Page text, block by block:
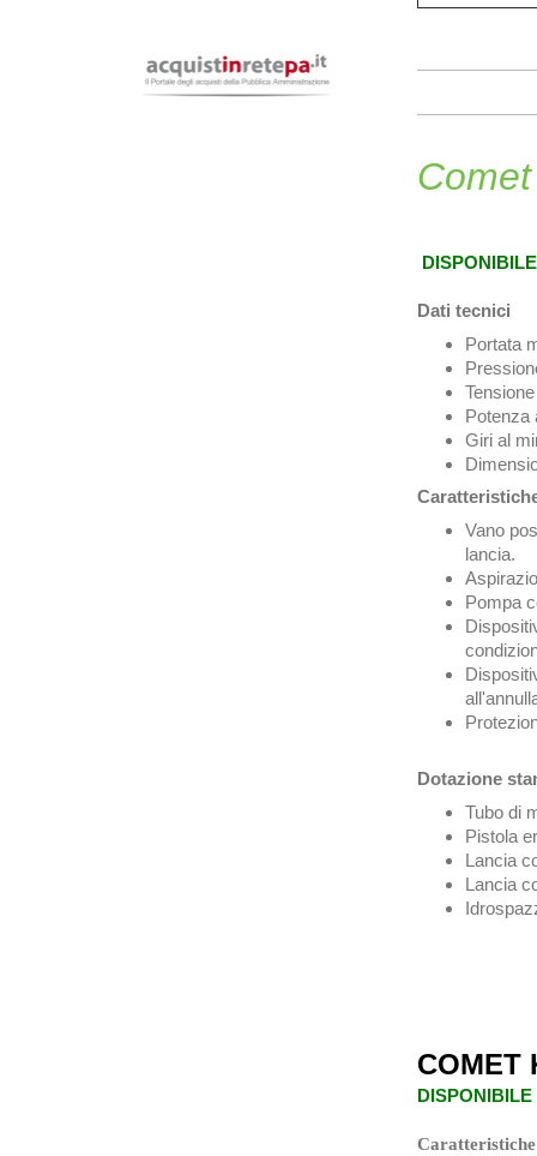
DISPONIBILE
Dati tecnici
Portata
Potenza
Giri al
Vano
lancia.
Pompa
Dotazione
Tubo di
Pistola
Lancia
Lancia
COMET
DISPONIBILE